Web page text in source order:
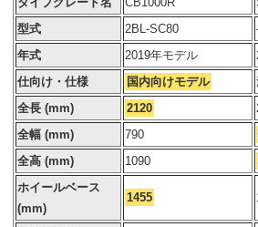
型式
2BL-SC80
年式
2019年モデル
仕向け・仕様
国内向けモデル
全長 (mm)
2120
全幅 (mm)
790
全高 (mm)
1090
ホイールベース
(mm)
1455